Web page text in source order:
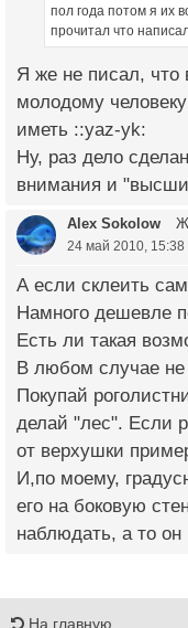
пол года потом я их
прочитал что
Я же не писал, что
молодому
иметь ::yaz-yk:
Ну, раз дело
внимания и
Alex Sokolow
24 май 2010, 15:38
А если склеить
Намного дешевле
Есть ли такая
В любом случае не
Покупай
делай "лес". Если
от верхушки
И,по моему,
его на боковую
наблюдать, а то он
На главную